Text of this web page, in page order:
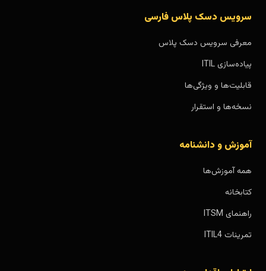
سرویس دسک پلاس فارسی
معرفی سرویس دسک پلاس
پیاده‌سازی ITIL
قابلیت‌ها و ویژگی‌ها
نسخه‌ها و استقرار
آموزش و دانشنامه
همه آموزش‌ها
کتابخانه
راهنمای ITSM
تمرینات ITIL4